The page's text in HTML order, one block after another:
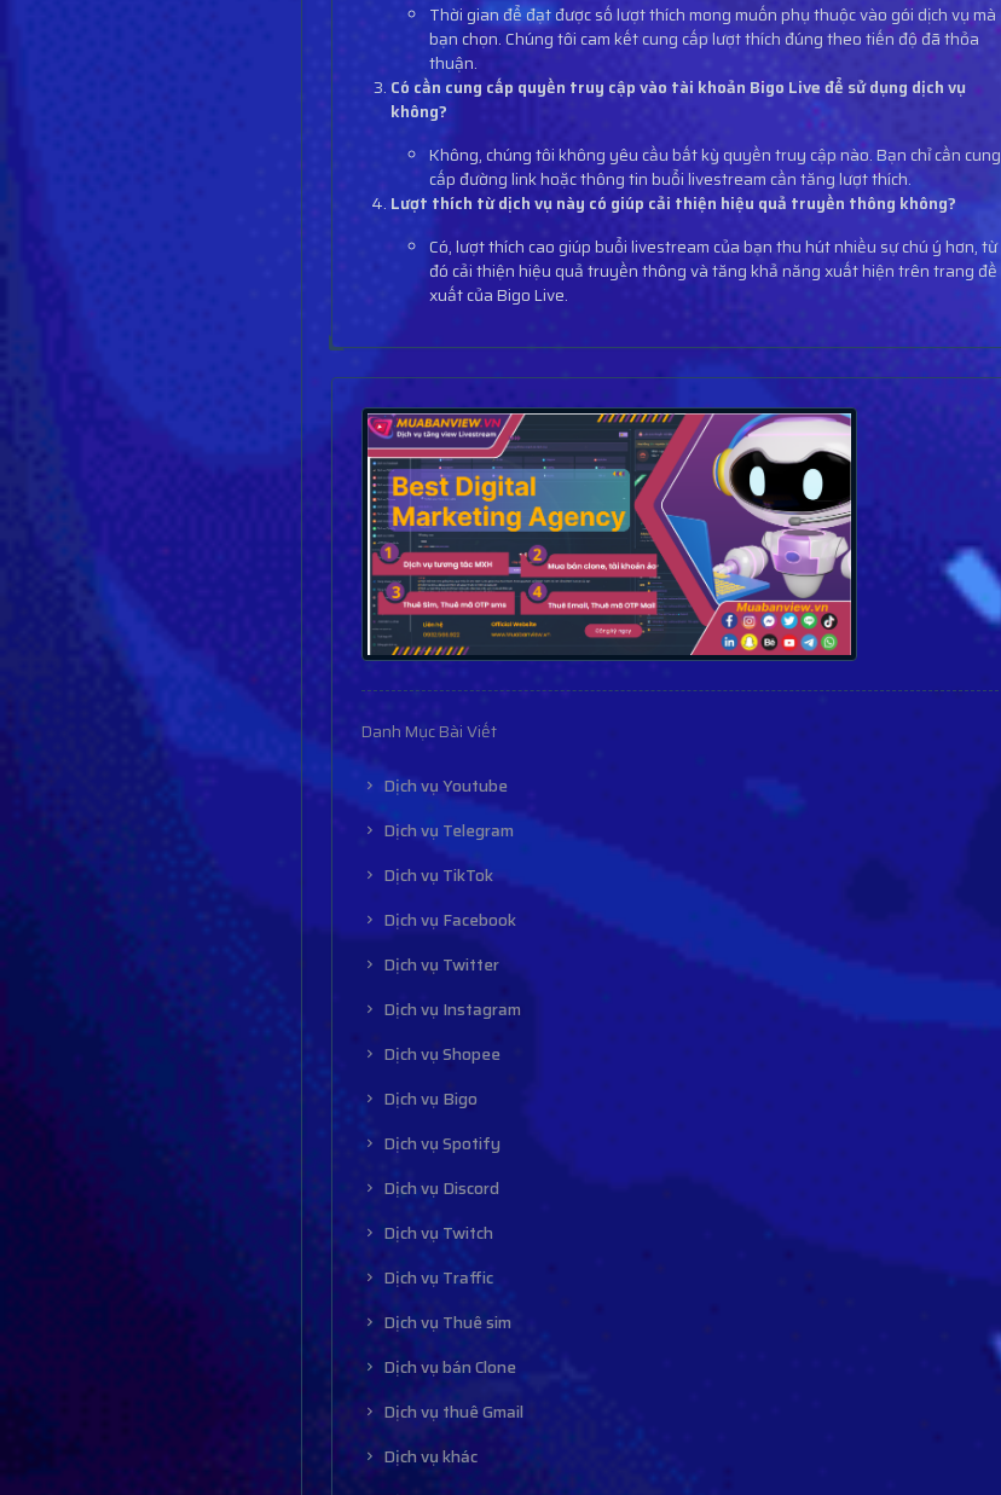
Thời gian để đạt được số lượt thích mong muốn phụ thuộc vào gói dịch vụ mà
bạn chọn. Chúng tôi cam kết cung cấp lượt thích đúng theo tiến độ đã thỏa
thuận.
Có cần cung cấp quyền truy cập vào tài khoản Bigo Live để sử dụng dịch vụ
không?
Không, chúng tôi không yêu cầu bất kỳ quyền truy cập nào. Bạn chỉ cần cung
cấp đường link hoặc thông tin buổi livestream cần tăng lượt thích.
Lượt thích từ dịch vụ này có giúp cải thiện hiệu quả truyền thông không?
Có, lượt thích cao giúp buổi livestream của bạn thu hút nhiều sự chú ý hơn, từ
đó cải thiện hiệu quả truyền thông và tăng khả năng xuất hiện trên trang đề
xuất của Bigo Live.
Danh Mục Bài Viết
Dịch vụ Youtube
Dịch vụ Telegram
Dịch vụ TikTok
Dịch vụ Facebook
Dịch vụ Twitter
Dịch vụ Instagram
Dịch vụ Shopee
Dịch vụ Bigo
Dịch vụ Spotify
Dịch vụ Discord
Dịch vụ Twitch
Dịch vụ Traffic
Dịch vụ Thuê sim
Dịch vụ bán Clone
Dịch vụ thuê Gmail
Dịch vụ khác